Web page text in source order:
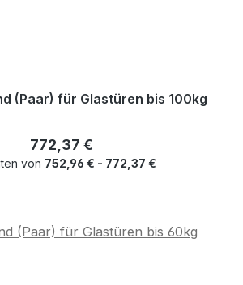
(Paar) für Glastüren bis 100kg
Regulärer Preis:
772,37 €
von 752,96 € - 772,37 €